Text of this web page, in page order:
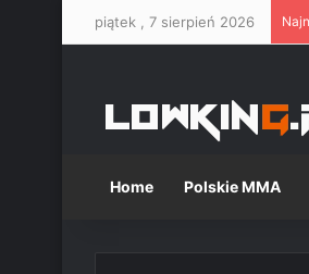
piątek , 7 sierpień 2026
Home Polskie MMA